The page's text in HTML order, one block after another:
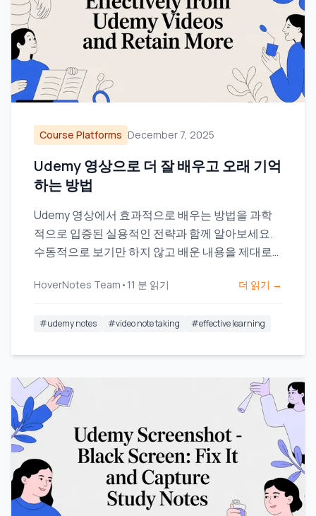
Course Platforms December 7, 2025
Udemy 영상으로 더 잘 배우고 오래 기억
하는 방법
Udemy 영상에서 효과적으로 배우는 방법을 과학
적으로 입증된 실용적인 전략과 함께 알아보세요.
수동적으로 보기만 하지 않고 배운 내용을 제대로
HoverNotes Team • 11 분 읽기 더 읽기 →
#udemy notes #video note taking #effective learning